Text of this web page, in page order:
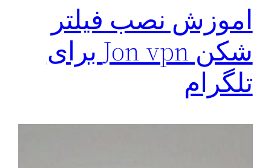
اموزش نصب فیلتر
شکن Jon vpn برای
تلگرام